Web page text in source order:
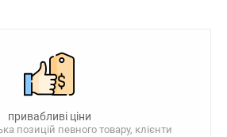
привабливі ціни
позицій певного товару, клієнти